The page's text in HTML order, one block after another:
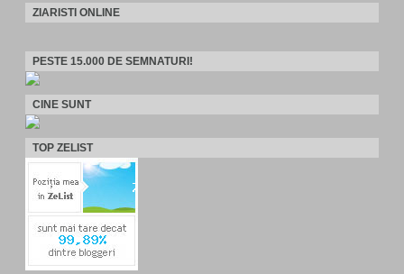
ZIARISTI ONLINE
PESTE 15.000 DE SEMNATURI!
CINE SUNT
TOP ZELIST